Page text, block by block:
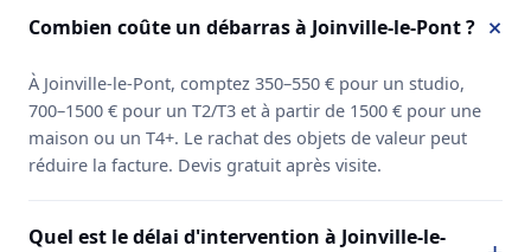
Combien coûte un débarras à Joinville-le-Pont ?
À Joinville-le-Pont, comptez 350–550 € pour un studio,
700–1500 € pour un T2/T3 et à partir de 1500 € pour une
maison ou un T4+. Le rachat des objets de valeur peut
réduire la facture. Devis gratuit après visite.
Quel est le délai d'intervention à Joinville-le-